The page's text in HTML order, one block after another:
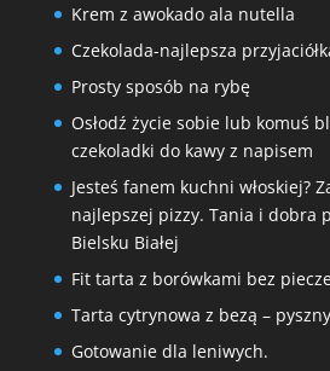
Krem z awokado ala nutella
Czekolada-najlepsza
Prosty sposób na rybę
Osłodź życie sobie lub komuś
czekoladki do kawy z napisem
Jesteś fanem kuchni włoskiej?
najlepszej pizzy. Tania i dobra
Bielsku Białej
Fit tarta z borówkami bez
Tarta cytrynowa z bezą –
Gotowanie dla leniwych.